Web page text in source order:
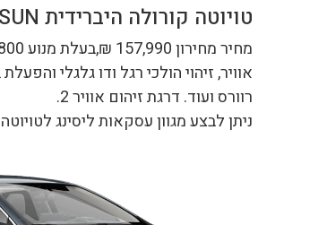
טויוטה קורולה היברידית SUN
רוורס ועוד. דרגת זיהום אוויר 2.
ניתן לבצע מגוון עסקאות ליסינג לטויוטה